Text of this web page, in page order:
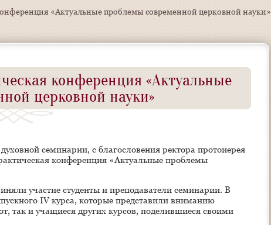
«Актуальные проблемы современной церковной науки»
конференция «Актуальные
церковной науки»
семинарии, с благословения ректора протоиерея
конференция «Актуальные проблемы
участие студенты и преподаватели семинарии. В
IV курса, которые представили вниманию
так и учащиеся других курсов, поделившиеся своими